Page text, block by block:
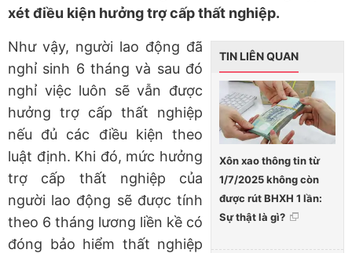
xét điều kiện hưởng trợ cấp thất nghiệp.
TIN LIÊN QUAN
Xôn xao thông tin từ
1/7/2025 không còn
được rút BHXH 1 lần:
Sự thật là gì?
Như vậy, người lao động đã
nghỉ sinh 6 tháng và sau đó
nghỉ việc luôn sẽ vẫn được
hưởng trợ cấp thất nghiệp
nếu đủ các điều kiện theo
luật định. Khi đó, mức hưởng
trợ cấp thất nghiệp của
người lao động sẽ được tính
theo 6 tháng lương liền kề có
đóng bảo hiểm thất nghiệp